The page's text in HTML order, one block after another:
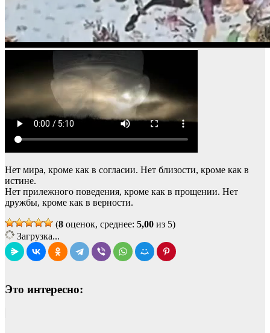
Нет мира, кроме как в согласии. Нет близости, кроме как в
истине.
Нет прилежного поведения, кроме как в прощении. Нет
дружбы, кроме как в верности.
(8 оценок, среднее: 5,00 из 5)
Загрузка...
Это интересно: